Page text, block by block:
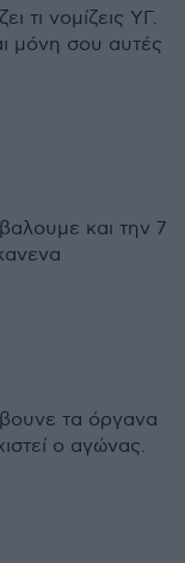
τι νομίζεις ΥΓ.
μόνη σου αυτές
και την 7
τα όργανα
ο αγώνας.